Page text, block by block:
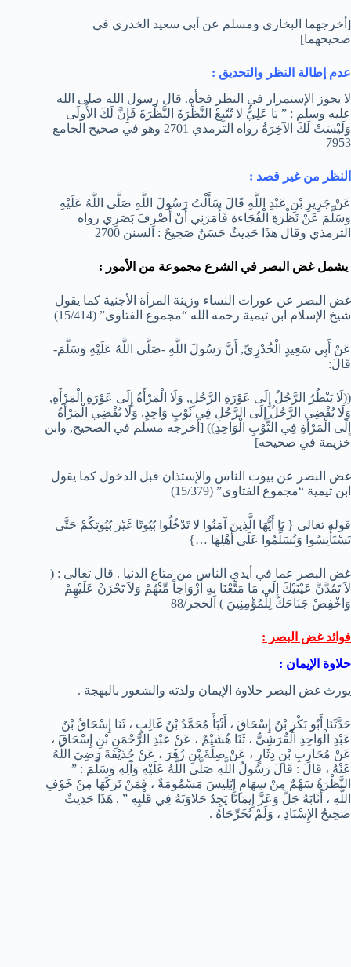
[أخرجهما البخاري ومسلم عن أبي سعيد الخدري في
صحيحهما]
عدم إطالة النظر والتحديق :
لا يجوز الإستمرار في النظر فجأة. قال رسول الله صلى الله
عليه وسلم : ” يَا عَلِيُّ لا تُتْبِعْ النَّظْرَةَ النَّظْرَةَ فَإِنَّ لَكَ الأُولَى
وَلَيْسَتْ لَكَ الآخِرَةُ رواه الترمذي 2701 وهو في صحيح الجامع
7953
النظر من غير قصد :
عَنْ جَرِيرِ بْنِ عَبْدِ اللَّهِ قَالَ سَأَلْتُ رَسُولَ اللَّهِ صَلَّى اللَّهُ عَلَيْهِ
وَسَلَّمَ عَنْ نَظْرَةِ الْفُجَاءة فَأَمَرَنِي أَنْ أَصْرِفَ بَصَرِي رواه
الترمذي وقال هذَا حَدِيثٌ حَسَنٌ صَحِيحٌ : السنن 2700
يشمل غض البصر في الشرع مجموعة من الأمور :
غض البصر عن عورات النساء وزينة المرأة الأجنية كما يقول
شيخ الإسلام ابن تيمية رحمه الله “مجموع الفتاوى” (15/414)
عَنْ أَبِي سَعِيدٍ الْخُدْرِيِّ, أَنَّ رَسُولَ اللَّهِ -صَلَّى اللَّهُ عَلَيْهِ وَسَلَّمَ-
قَالَ:
((لَا يَنْظُرُ الرَّجُلُ إِلَى عَوْرَةِ الرَّجُلِ, وَلَا الْمَرْأَةُ إِلَى عَوْرَةِ الْمَرْأَةِ,
وَلَا يُفْضِي الرَّجُلُ إِلَى الرَّجُلِ فِي ثَوْبٍ وَاحِدٍ, وَلَا تُفْضِي الْمَرْأَةُ
إِلَى الْمَرْأَةِ فِي الثَّوْبِ الْوَاحِدِ)) [أخرجه مسلم في الصحيح, وابن
خزيمة في صحيحه]
غض البصر عن بيوت الناس والإستذان قبل الدخول كما يقول
ابن تيمية “مجموع الفتاوى” (15/379)
قوله تعالى { يَا أَيُّهَا الَّذِينَ آمَنُوا لا تَدْخُلُوا بُيُوتًا غَيْرَ بُيُوتِكُمْ حَتَّى
تَسْتَأْنِسُوا وَتُسَلِّمُوا عَلَى أَهْلِهَا …}
غض البصر عما في أيدي الناس من متاع الدنيا . قال تعالى : (
لاَ تَمُدَّنَّ عَيْنَيْكَ إِلَى مَا مَتَّعْنَا بِهِ أَزْوَاجاً مِّنْهُمْ وَلاَ تَحْزَنْ عَلَيْهِمْ
وَاخْفِضْ جَنَاحَكَ لِلْمُؤْمِنِينَ ) الحجر/88
فوائد غض البصر :
حلاوة الإيمان :
يورث غض البصر حلاوة الإيمان ولذته والشعور بالبهجة .
حَدَّثَنَا أَبُو بَكْرِ بْنُ إِسْحَاقَ ، أَنْبَأَ مُحَمَّدُ بْنُ غَالِبٍ ، ثَنَا إِسْحَاقُ بْنُ
عَبْدِ الْوَاحِدِ الْقُرَشِيُّ ، ثَنَا هُشَيْمٌ ، عَنْ عَبْدِ الرَّحْمَنِ بْنِ إِسْحَاقَ ،
عَنْ مُحَارِبِ بْنِ دِثَارٍ ، عَنْ صِلَةَ بْنِ زُفَرَ ، عَنْ حُذَيْفَةَ رَضِيَ اللَّهُ
عَنْهُ ، قَالَ : قَالَ رَسُولُ اللَّهِ صَلَّى اللَّهُ عَلَيْهِ وَآَلِهِ وَسَلَّمَ : ”
النَّظْرَةُ سَهْمٌ مِنْ سِهَامِ إِبْلِيسَ مَسْمُومَةٌ ، فَمَنْ تَرَكَهَا مِنْ خَوْفِ
اللَّهِ ، أَثَابَهُ جَلَّ وَعَزَّ إِيمَانًا يَجِدُ حَلاوَتَهُ فِي قَلْبِهِ ” . هَذَا حَدِيثٌ
صَحِيحُ الإِسْنَادِ ، وَلَمْ يُخَرِّجَاهُ .